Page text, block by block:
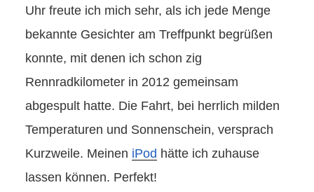
Uhr freute ich mich sehr, als ich jede Menge
bekannte Gesichter am Treffpunkt begrüßen
konnte, mit denen ich schon zig
Rennradkilometer in 2012 gemeinsam
abgespult hatte. Die Fahrt, bei herrlich milden
Temperaturen und Sonnenschein, versprach
Kurzweile. Meinen iPod hätte ich zuhause
lassen können. Perfekt!